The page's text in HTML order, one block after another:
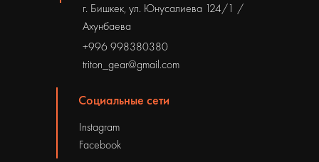
г. Бишкек, ул. Юнусалиева 124/1 /
Ахунбаева
+996 998380380
triton_gear@gmail.com
Социальные сети
Instagram
Facebook